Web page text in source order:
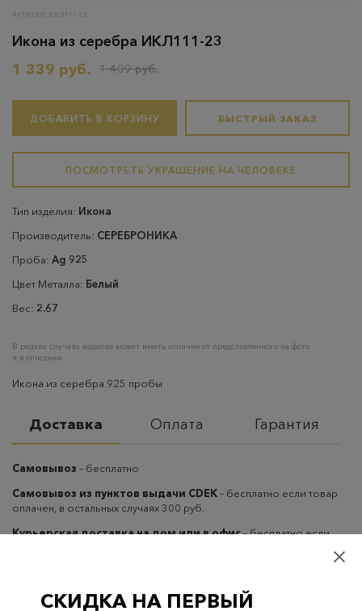
АРТИКУЛ: ИКЛ111-23
Икона из серебра ИКЛ111-23
1 339 руб.
1 409 руб.
ДОБАВИТЬ В КОРЗИНУ БЫСТРЫЙ ЗАКАЗ
ПОСМОТРЕТЬ УКРАШЕНИЕ НА ЧЕЛОВЕКЕ
Тип изделия: Икона
Производитель: СЕРЕБРОНИКА
Проба: Ag 925
Цвет Металла: Белый
Вес: 2.67
В редких случаях изделие может иметь отличие от представленного на фото
и в описании
Икона из серебра 925 пробы
Доставка Оплата Гарантия
Самовывоз – бесплатно
Самовывоз из пунктов выдачи CDEK– бесплатно если товар
оплачен, в остальных случаях 300 руб.
Курьерская доставка на дом или в офис– бесплатно если
СКИДКА НА ПЕРВЫЙ